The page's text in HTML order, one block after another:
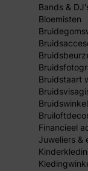
Bands &
Bloemisten
Bruidstaart
Financieel
Juweliers &